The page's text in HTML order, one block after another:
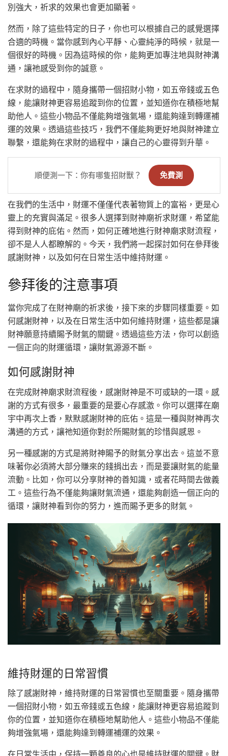
別強大，祈求的效果也會更加顯著。
然而，除了這些特定的日子，你也可以根據自己的感覺選擇
合適的時機。當你感到內心平靜、心靈純淨的時候，就是一
個很好的時機。因為這時候的你，能夠更加專注地與財神溝
通，讓祂感受到你的誠意。
在求財的過程中，隨身攜帶一個招財小物，如五帝錢或五色
線，能讓財神更容易追蹤到你的位置，並知道你在積極地幫
助他人。這些小物品不僅能夠增強氣場，還能夠達到轉運補
運的效果。透過這些技巧，我們不僅能夠更好地與財神建立
聯繫，還能夠在求財的過程中，讓自己的心靈得到升華。
順便測一下：你有哪隻招財獸？ 免費測
在我們的生活中，財運不僅僅代表著物質上的富裕，更是心
靈上的充實與滿足。很多人選擇到財神廟祈求財運，希望能
得到財神的庇佑。然而，如何正確地進行財神廟求財流程，
卻不是人人都瞭解的。今天，我們將一起探討如何在參拜後
感謝財神，以及如何在日常生活中維持財運。
參拜後的注意事項
當你完成了在財神廟的祈求後，接下來的步驟同樣重要。如
何感謝財神，以及在日常生活中如何維持財運，這些都是讓
財神願意持續賜予財氣的關鍵。透過這些方法，你可以創造
一個正向的財運循環，讓財氣源源不斷。
如何感謝財神
在完成財神廟求財流程後，感謝財神是不可或缺的一環。感
謝的方式有很多，最重要的是要心存感激。你可以選擇在廟
宇中再次上香，默默感謝財神的庇佑。這是一種與財神再次
溝通的方式，讓祂知道你對於所賜財氣的珍惜與感恩。
另一種感謝的方式是將財神賜予的財氣分享出去。這並不意
味著你必須將大部分賺來的錢捐出去，而是要讓財氣的能量
流動。比如，你可以分享財神的善知識，或者花時間去做義
工。這些行為不僅能夠讓財氣流通，還能夠創造一個正向的
循環，讓財神看到你的努力，進而賜予更多的財氣。
維持財運的日常習慣
除了感謝財神，維持財運的日常習慣也至關重要。隨身攜帶
一個招財小物，如五帝錢或五色線，能讓財神更容易追蹤到
你的位置，並知道你在積極地幫助他人。這些小物品不僅能
夠增強氣場，還能夠達到轉運補運的效果。